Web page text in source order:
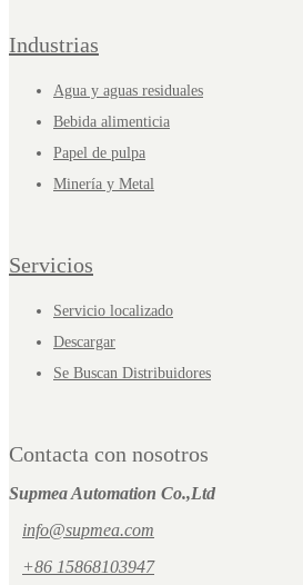
Industrias
Agua y aguas residuales
Bebida alimenticia
Papel de pulpa
Minería y Metal
Servicios
Servicio localizado
Descargar
Se Buscan Distribuidores
Contacta con nosotros
Supmea Automation Co.,Ltd
info@supmea.com
+86 15868103947